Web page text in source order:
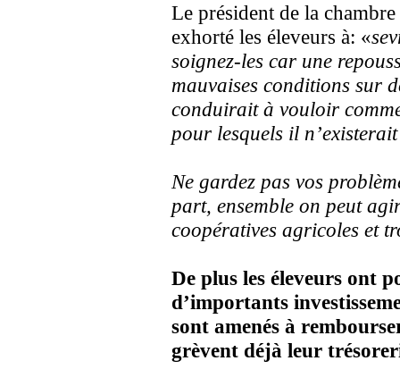
Le président de la
exhorté les éleveurs à: «
soignez-les car une
mauvaises conditions sur
conduirait à vouloir
pour lesquels il
Ne gardez pas vos
part, ensemble on peut
coopératives agricoles et
De plus les éleveurs ont
d’importants
sont amenés à
grèvent déjà leur